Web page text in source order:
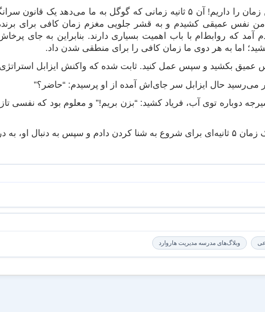
خوب ما که این زمان را داریم! آن ۵ ثانیه زمانی که گوگل به ما
نفس عمیقی کشیدم و به قشر جلویی مغزم زمان کافی برای
آمد که روابط‌ام با باب اهمیت بسیاری دارند. بنابراین به جای
اما به هر دوی ما زمان کافی را برای منطقی شدن داد.
عمیق بکشید و سپس عمل کنید. ثابت شده که واکنش ایزابل
می‌رسید حال ایزابل سر جای‌اش آمده از او پرسیدم: “حاضر؟”
دوباره توی آب، فریاد کشید: “بزن بریم!” و معلوم بود که
او، به درون آب شیرجه زدم!
وبلاگ‌های مدرسه مدیریت هاروارد